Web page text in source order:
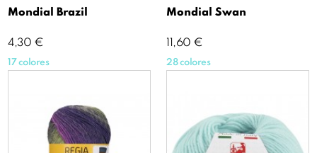
Mondial Brazil
Precio
4,30 €
17 colores
Mondial Swan
Precio
11,60 €
28 colores